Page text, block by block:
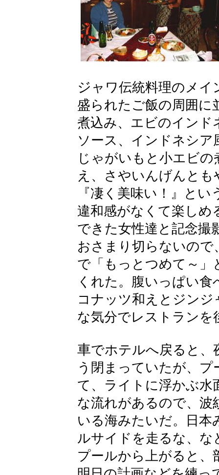
ジ ャワ伝統料理のメ
盛られたご飯の周囲に
煮込み、エビのインド
ソース、インドネシ
じゃがいもと小エビ
え、さやいんげんと
『凄く美味い！』と
違和感がなくて楽しめ
できた女性達と記念撮
おさまり切らないので
で「もっとつめて～」
くれた。腹いっぱい
コナッツ和えとジン
な気分でレストランを
車でホテルへ戻ると、
う閉まっていたが、
て、ライトに浮かぶ水
な流れがあるので、波
いる海みたいだ。
日本
ルサイドを走るな、
プールから上がると、